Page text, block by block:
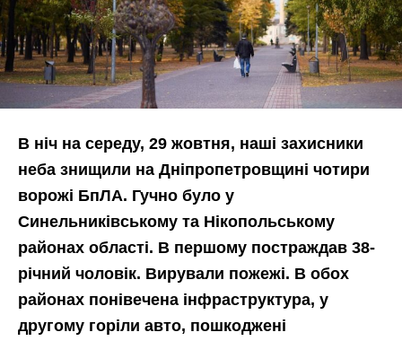
В ніч на середу, 29 жовтня, наші захисники
неба знищили на Дніпропетровщині чотири
ворожі БпЛА. Гучно було у
Синельниківському та Нікопольському
районах області. В першому постраждав 38-
річний чоловік. Вирували пожежі. В обох
районах понівечена інфраструктура, у
другому горіли авто, пошкоджені